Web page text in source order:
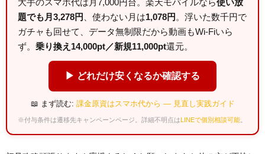
大手のスマホ代は月7,000円台。楽天モバイルなら使い放
題でも月3,278円
、使わない月は1,078円 。浮いた数千円で
ガチャも回せて、データ無制限だから動画もWi-Fiいら
ず。 乗り換え14,000pt／新規11,000pt還元。
▶ どれだけ安くなるか確認する
📖 まず読む: 課金原資はスマホ代から — 見直し実践ガイド
※付与条件は遷移先キャンペーンページ。詳細不明点はLINEで個別相談可能